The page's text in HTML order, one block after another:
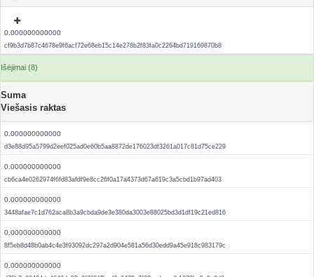
0.000000000000
cf9b3d7b87c4678e9f6acf72e68eb15c14e278b2f83fa0c2264bd719169870b8
Išėjimai (8)
Suma
Viešasis raktas
0.000000000000
d3e88d95a5799d2eef025ad0e60b5aa8872de176023df3261a017c81d75ce229
0.000000000000
cb6ca4e0262974f6fd83afdf9e8cc26f0a17a4373d67a619c3a5cbd1b97ad403
0.000000000000
3448afae7c1d762aca8b3a9cbda9de3e380da3003e88025bd3d1df19c21ed816
0.000000000000
8f5eb8d48b0ab4c4e3f93092dc297a2d904e581a56d30edd9a45e918c983179c
0.000000000000